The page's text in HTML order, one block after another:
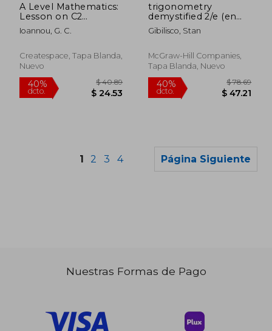
$ 91.79 40%
A Level Mathematics:
Lesson on C2
Trigonometrical
Identities and Simple
Ioannou, G. C.
Createspace, Tapa Blanda,
Nuevo
trigonometry
demystified 2/e (en
Inglés)
Gibilisco, Stan
McGraw-Hill Companies,
Tapa Blanda, Nuevo
1 2 3 4 Página Siguiente
Nuestras Formas de Pago